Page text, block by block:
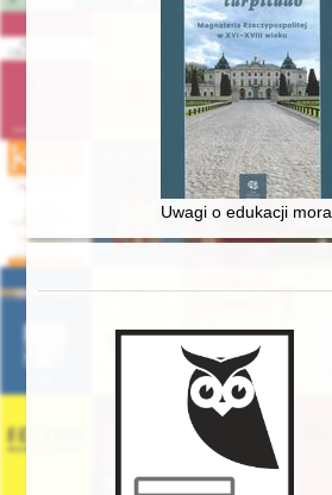
Uwagi o edukacji